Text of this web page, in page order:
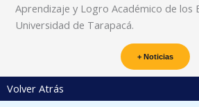
Aprendizaje y Logro Académico de los
Universidad de Tarapacá.
+ Noticias
Volver Atrás